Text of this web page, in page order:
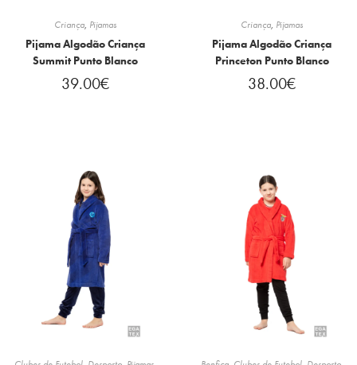
Criança, Pijamas
Pijama Algodão Criança
Summit Punto Blanco
39.00€
Criança, Pijamas
Pijama Algodão Criança
Princeton Punto Blanco
38.00€